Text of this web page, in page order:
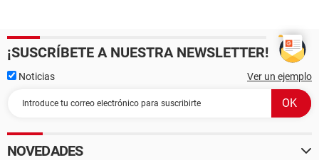
¡SUSCRÍBETE A NUESTRA NEWSLETTER!
Noticias Ver un ejemplo
NOVEDADES